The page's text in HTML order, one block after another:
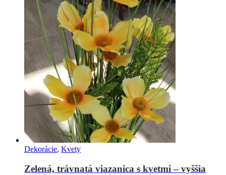
Dekorácie, Kvety
Zelená, trávnatá viazanica s kvetmi – vyššia